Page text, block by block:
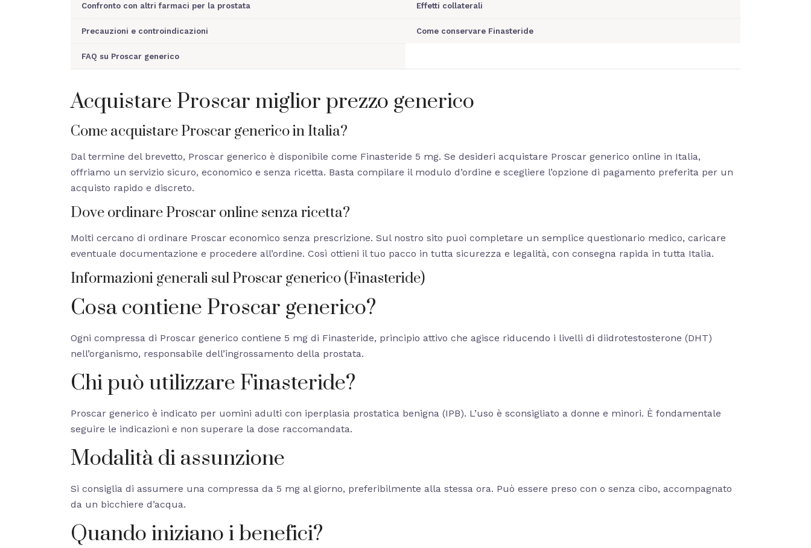
Confronto con altri farmaci per la prostata Effetti collaterali
Precauzioni e controindicazioni Come conservare Finasteride
FAQ su Proscar generico
Acquistare Proscar miglior prezzo generico
Come acquistare Proscar generico in Italia?
Dal termine del brevetto, Proscar generico è disponibile come Finasteride 5 mg. Se desideri acquistare Proscar generico online in Italia,
offriamo un servizio sicuro, economico e senza ricetta. Basta compilare il modulo d’ordine e scegliere l’opzione di pagamento preferita per un
acquisto rapido e discreto.
Dove ordinare Proscar online senza ricetta?
Molti cercano di ordinare Proscar economico senza prescrizione. Sul nostro sito puoi completare un semplice questionario medico, caricare
eventuale documentazione e procedere all’ordine. Così ottieni il tuo pacco in tutta sicurezza e legalità, con consegna rapida in tutta Italia.
Informazioni generali sul Proscar generico (Finasteride)
Cosa contiene Proscar generico?
Ogni compressa di Proscar generico contiene 5 mg di Finasteride, principio attivo che agisce riducendo i livelli di diidrotestosterone (DHT)
nell’organismo, responsabile dell’ingrossamento della prostata.
Chi può utilizzare Finasteride?
Proscar generico è indicato per uomini adulti con iperplasia prostatica benigna (IPB). L’uso è sconsigliato a donne e minori. È fondamentale
seguire le indicazioni e non superare la dose raccomandata.
Modalità di assunzione
Si consiglia di assumere una compressa da 5 mg al giorno, preferibilmente alla stessa ora. Può essere preso con o senza cibo, accompagnato
da un bicchiere d’acqua.
Quando iniziano i benefici?